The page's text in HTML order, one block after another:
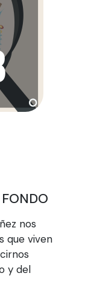
nos
que viven
y del